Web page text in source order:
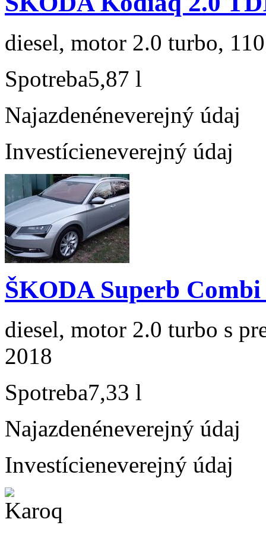
diesel, motor 2.0 turbo,
Spotreba5,87 l
Najazdenéneverejný údaj
Investícieneverejný údaj
ŠKODA Superb
diesel, motor 2.0 turbo s
2018
Spotreba7,33 l
Najazdenéneverejný údaj
Investícieneverejný údaj